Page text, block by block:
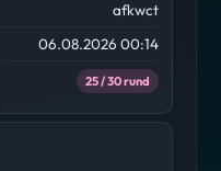
afkwct
06.08.2026 00:14
25 / 30 rund